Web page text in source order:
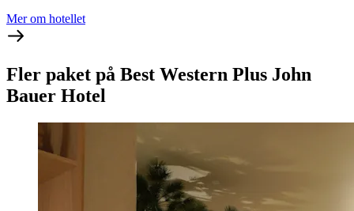
Mer om hotellet
Fler paket på Best Western Plus John
Bauer Hotel